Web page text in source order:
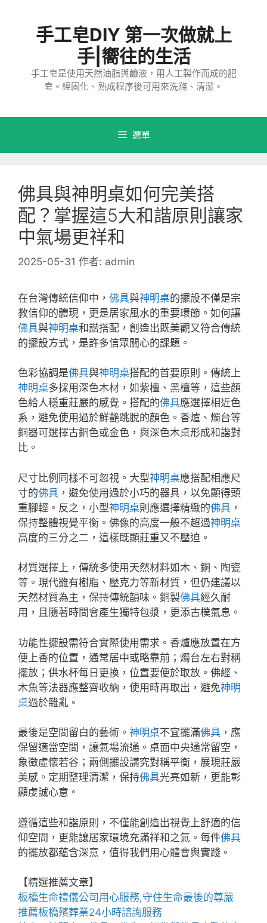
手工皂DIY 第一次做就上
手|嚮往的生活
手工皂是使用天然油脂與鹼液，用人工製作而成的肥
皂。經固化、熟成程序後可用來洗滌、清潔。
選單
佛具與神明桌如何完美搭
配？掌握這5大和諧原則讓家
中氣場更祥和
2025-05-31 作者: admin
在台灣傳統信仰中， 佛具與神明桌的擺設不僅是宗
教信仰的體現，更是居家風水的重要環節。如何讓
佛具與神明桌和諧搭配，創造出既美觀又符合傳統
的擺設方式，是許多信眾關心的課題。
色彩協調是佛具與神明桌搭配的首要原則。傳統上
神明桌多採用深色木材，如紫檀、黑檀等，這些顏
色給人穩重莊嚴的感覺。搭配的佛具應選擇相近色
系，避免使用過於鮮艷跳脫的顏色。香爐、燭台等
銅器可選擇古銅色或金色，與深色木桌形成和諧對
比。
尺寸比例同樣不可忽視。大型神明桌應搭配相應尺
寸的佛具 ，避免使用過於小巧的器具，以免顯得頭
重腳輕。反之，小型神明桌則應選擇精緻的佛具 ，
保持整體視覺平衡。佛像的高度一般不超過神明桌
高度的三分之二，這樣既顯莊重又不壓迫。
材質選擇上，傳統多使用天然材料如木、銅、陶瓷
等。現代雖有樹脂、壓克力等新材質，但仍建議以
天然材質為主，保持傳統韻味。銅製佛具經久耐
用，且隨著時間會產生獨特包漿，更添古樸氣息。
功能性擺設需符合實際使用需求。香爐應放置在方
便上香的位置，通常居中或略靠前；燭台左右對稱
擺放；供水杯每日更換，位置要便於取放。佛經、
木魚等法器應整齊收納，使用時再取出，避免神明
桌過於雜亂。
最後是空間留白的藝術。 神明桌不宜擺滿佛具 ，應
保留適當空間，讓氣場流通。桌面中央通常留空，
象徵虛懷若谷；兩側擺設講究對稱平衡，展現莊嚴
美感。定期整理清潔，保持佛具光亮如新，更能彰
顯虔誠心意。
遵循這些和諧原則，不僅能創造出視覺上舒適的信
仰空間，更能讓居家環境充滿祥和之氣。每件佛具
的擺放都蘊含深意，值得我們用心體會與實踐。
【精選推薦文章】
板橋生命禮儀公司 用心服務,守住生命最後的尊嚴
推薦板橋殯葬業24小時諮詢服務